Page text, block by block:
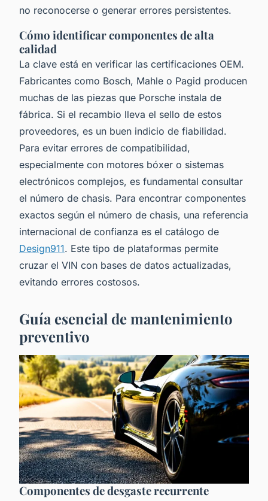
no reconocerse o generar errores persistentes.
Cómo identificar componentes de alta
calidad
La clave está en verificar las certificaciones OEM.
Fabricantes como Bosch, Mahle o Pagid producen
muchas de las piezas que Porsche instala de
fábrica. Si el recambio lleva el sello de estos
proveedores, es un buen indicio de fiabilidad.
Para evitar errores de compatibilidad,
especialmente con motores bóxer o sistemas
electrónicos complejos, es fundamental consultar
el número de chasis. Para encontrar componentes
exactos según el número de chasis, una referencia
internacional de confianza es el catálogo de
Design911. Este tipo de plataformas permite
cruzar el VIN con bases de datos actualizadas,
evitando errores costosos.
Guía esencial de mantenimiento
preventivo
Componentes de desgaste recurrente